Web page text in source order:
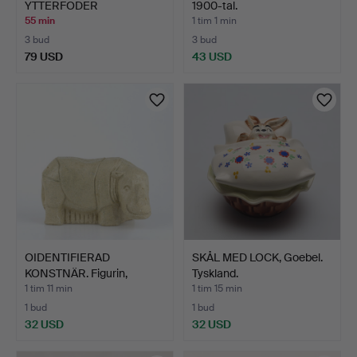
YTTERFODER
Gustavsberg, 1895…
55 min
3 bud
79 USD
1900-tal.
1 tim 1 min
3 bud
43 USD
OIDENTIFIERAD
KONSTNÄR. Figurin,
flodhäst,…
1 tim 11 min
1 bud
32 USD
SKÅL MED LOCK, Goebel.
Tyskland.
1 tim 15 min
1 bud
32 USD